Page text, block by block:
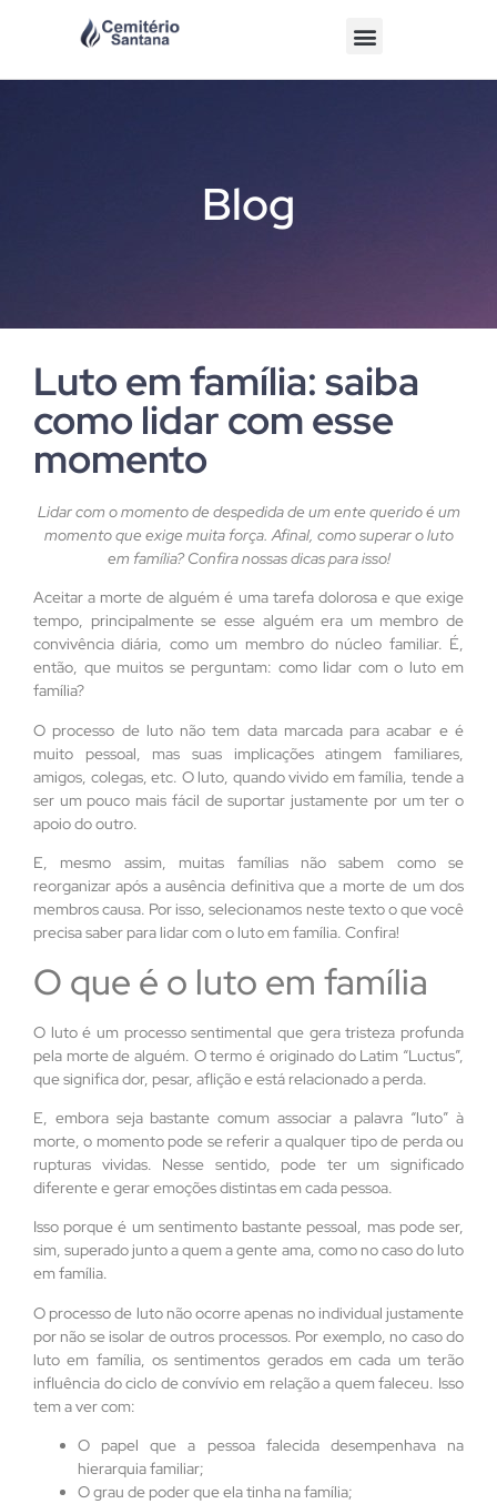
Blog
Luto em família: saiba
como lidar com esse
momento
Lidar com o momento de despedida de um ente querido é um
momento que exige muita força. Afinal, como superar o luto
em família? Confira nossas dicas para isso!
Aceitar a morte de alguém é uma tarefa dolorosa e que exige
tempo, principalmente se esse alguém era um membro de
convivência diária, como um membro do núcleo familiar. É,
então, que muitos se perguntam: como lidar com o luto em
família?
O processo de luto não tem data marcada para acabar e é
muito pessoal, mas suas implicações atingem familiares,
amigos, colegas, etc. O luto, quando vivido em família, tende a
ser um pouco mais fácil de suportar justamente por um ter o
apoio do outro.
E, mesmo assim, muitas famílias não sabem como se
reorganizar após a ausência definitiva que a morte de um dos
membros causa. Por isso, selecionamos neste texto o que você
precisa saber para lidar com o luto em família. Confira!
O que é o luto em família
O luto é um processo sentimental que gera tristeza profunda
pela morte de alguém. O termo é originado do Latim “Luctus”,
que significa dor, pesar, aflição e está relacionado a perda.
E, embora seja bastante comum associar a palavra “luto” à
morte, o momento pode se referir a qualquer tipo de perda ou
rupturas vividas. Nesse sentido, pode ter um significado
diferente e gerar emoções distintas em cada pessoa.
Isso porque é um sentimento bastante pessoal, mas pode ser,
sim, superado junto a quem a gente ama, como no caso do luto
em família.
O processo de luto não ocorre apenas no individual justamente
por não se isolar de outros processos. Por exemplo, no caso do
luto em família, os sentimentos gerados em cada um terão
influência do ciclo de convívio em relação a quem faleceu. Isso
tem a ver com:
O papel que a pessoa falecida desempenhava na
hierarquia familiar;
O grau de poder que ela tinha na família;